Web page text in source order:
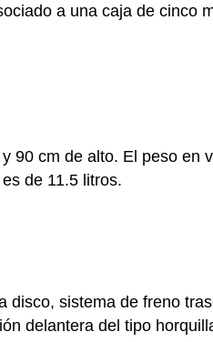
a una caja de cinco
90 cm de alto. El peso en
de 11.5 litros.
disco, sistema de freno
delantera del tipo